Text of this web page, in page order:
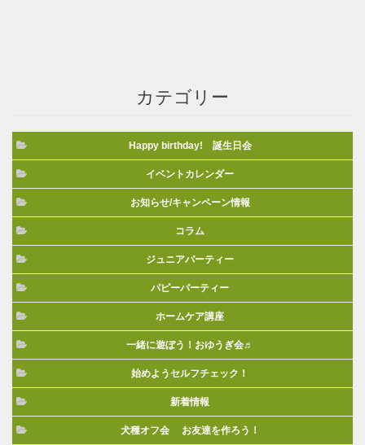
カテゴリー
Happy birthday! 誕生日会
イベントカレンダー
お知らせ/キャンペーン情報
コラム
ジュニアパーティー
パピーパーティー
ホームケア講座
一緒に遊ぼう！おゆうぎ会♬
始めようセルフチェック！
新着情報
犬種オフ会 お友達を作ろう！